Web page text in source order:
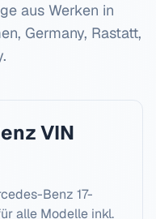
aus Werken in
Germany, Rastatt,
.
VIN
Benz 17-
alle Modelle inkl.